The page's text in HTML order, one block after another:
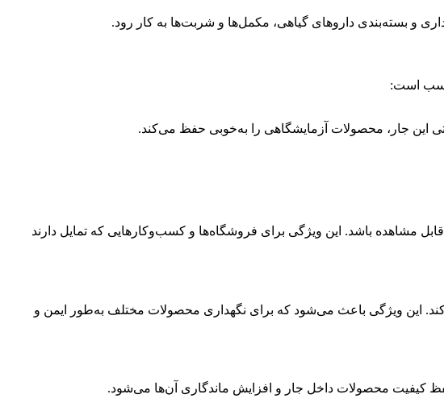
این جار، محصولات آزمایشگاهی را به‌خوبی حفظ می‌کند.
به‌خوبی قابل مشاهده باشد. این ویژگی برای فروشگاه‌ها و کسب‌وکارهایی که تمایل دارند
این ویژگی باعث می‌شود که برای نگهداری محصولات مختلف به‌طور ایمن و
کیفیت محصولات داخل جار و افزایش ماندگاری آن‌ها می‌شود.